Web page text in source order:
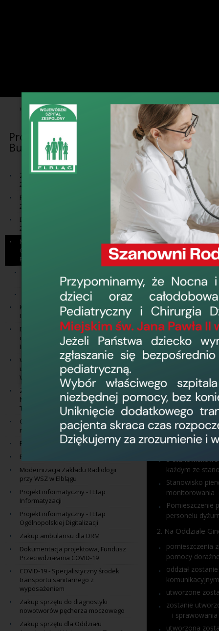
› Projekty › Projekty Unii Europejskiej i Budżetu Państwa ›
Projekty Unii Europejskiej i
Budżetu Państwa
Zakup sprzętu medycznego dla SOR
2014-2020
Przebudowa i modernizacja SOR
2014-2020
Doposażenie sprzętowe SOR 2014-
2020
Modernizacja Traktu Porodowego i
Oddziału Ginekologiczno-
Położniczego 2014 - 2020
Zdjęcia z realizacji robót
Kompleksowa informatyzacja WSZ w
Elblągu 2014 - 2020
Dofinansowanie na zakup sprzętu
dla Oddziału Anestezjologii i
Intensywnej Terapii
Wsparcie podmiotów leczniczych
utworzonych przez Województwo
Warmińsko-Mazurskie
Zakup sprzętu i aparatury w ramach
Narodowego Programu
Transplantacyjnego 2023
Odżywianie mlekiem kobiecym
noworodków i niemowląt 2023
Projekt Transgraniczny
Program Norweski
Modernizacja Zakładu Radiologii
przy WSZ w Elblągu
Projekt informatyczny - I Etap
Informatyzacji
Projekt informatyczny - I Etap
Ogólnopolskiej Digitalizacji
Zakup ambulansu dla DRM
Dokumentacja projektowa, Fundusz
Przeciwdziałania COVID-19
COVID-19 - Specjalistyczny środek
transportu sanitarnego z
wyposażeniem
Zakup sprzętu do diagnostyki
nowotworów pęcherza moczowego
Zakup sprzętu dla Oddziału
Projekt pn. „
Położniczego
w ramach
Infrastruktury
Termin realizacji
Wartość projektu
Dofinansowanie
Wkład własny
Planowana w
Położniczego
reorganizację
podniesienie
polepszenie
podniesienie
Poprzez
1. Na Oddziale
3-
każdym ze
Stanowisko
monitorowania
Pomieszczenie
personelu
2. Na Oddziale
pomieszczenia
pomocy
oddział
utworzone
zostanie
i
utworzona